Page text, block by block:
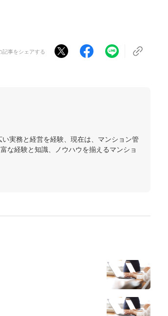
記事をシェアする
実務と経営を経験、現在は、マンション管
な経験と知識、ノウハウを揃えるマンショ